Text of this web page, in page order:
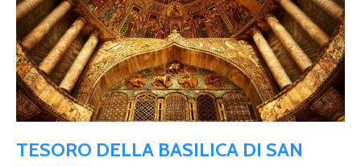
TESORO DELLA BASILICA DI SAN